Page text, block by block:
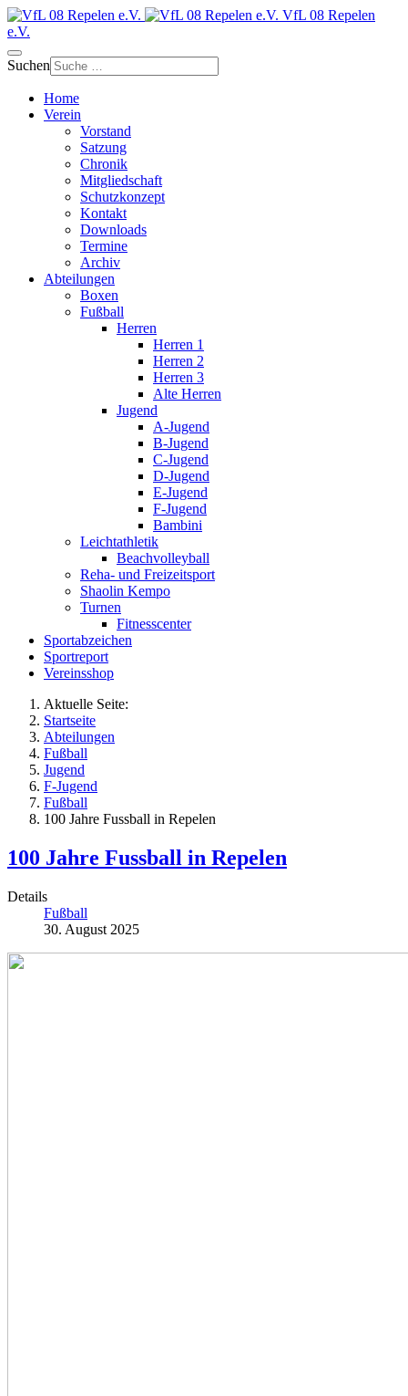
VfL 08 Repelen
e.V.
Suchen
Home
Verein
Vorstand
Satzung
Chronik
Mitgliedschaft
Schutzkonzept
Kontakt
Downloads
Termine
Archiv
Abteilungen
Boxen
Fußball
Herren
Herren 1
Herren 2
Herren 3
Alte Herren
Jugend
A-Jugend
B-Jugend
C-Jugend
D-Jugend
E-Jugend
F-Jugend
Bambini
Leichtathletik
Beachvolleyball
Reha- und Freizeitsport
Shaolin Kempo
Turnen
Fitnesscenter
Sportabzeichen
Sportreport
Vereinsshop
Aktuelle Seite:
Startseite
Abteilungen
Fußball
Jugend
F-Jugend
Fußball
100 Jahre Fussball in Repelen
100 Jahre Fussball in Repelen
Details
Fußball
30. August 2025